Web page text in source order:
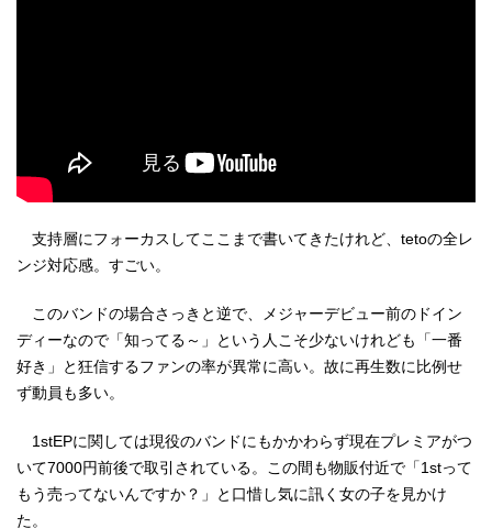
支持層にフォーカスしてここまで書いてきたけれど、tetoの全レ
ンジ対応感。すごい。
このバンドの場合さっきと逆で、メジャーデビュー前のドイン
ディーなので「知ってる～」という人こそ少ないけれども「一番
好き」と狂信するファンの率が異常に高い。故に再生数に比例せ
ず動員も多い。
1stEPに関しては現役のバンドにもかかわらず現在プレミアがつ
いて7000円前後で取引されている。この間も物販付近で「1stって
もう売ってないんですか？」と口惜し気に訊く女の子を見かけ
た。